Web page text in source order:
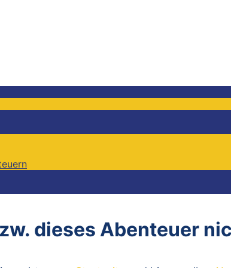
dieses Abenteuer